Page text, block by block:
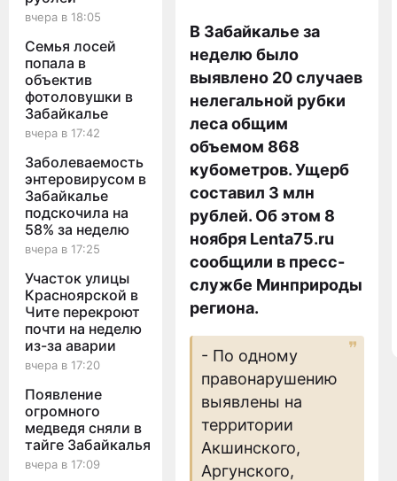
вчера в 18:05
Семья лосей
попала в
объектив
фотоловушки в
Забайкалье
вчера в 17:42
Заболеваемость
энтеровирусом в
Забайкалье
подскочила на
58% за неделю
вчера в 17:25
Участок улицы
Красноярской в
Чите перекроют
почти на неделю
из-за аварии
вчера в 17:20
Появление
огромного
медведя сняли в
тайге Забайкалья
вчера в 17:09
В Забайкалье за
неделю было
выявлено 20 случаев
нелегальной рубки
леса общим
объемом 868
кубометров. Ущерб
составил 3 млн
рублей. Об этом 8
ноября Lenta75.ru
сообщили в пресс-
службе Минприроды
региона.
- По одному
правонарушению
выявлены на
территории
Акшинского,
Аргунского,